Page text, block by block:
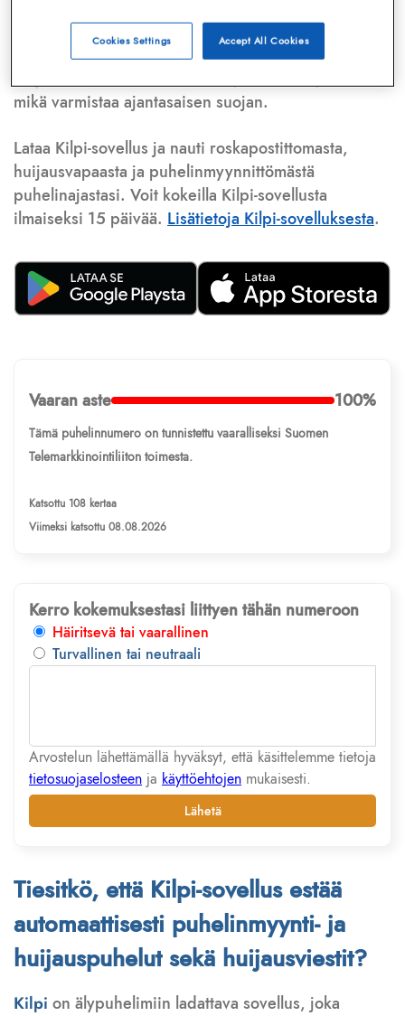
Lisäksi tunnistamme automaattisesti, jos kyseessä on
puhelinhuijarin numero, sähköpostiosoitetai
huijausviesti. Tietokantaamme päivitetään jatkuvasti,
mikä varmistaa ajantasaisen suojan.
Lataa Kilpi-sovellus ja nauti roskapostittomasta,
huijausvapaasta ja puhelinmyynnittömästä
puhelinajastasi. Voit kokeilla Kilpi-sovellusta
ilmaiseksi 15 päivää. Lisätietoja Kilpi-sovelluksesta.
Vaaran aste 100%
Tämä puhelinnumero on tunnistettu vaaralliseksi Suomen
Telemarkkinointiliiton toimesta.
Katsottu 108 kertaa
Viimeksi katsottu 08.08.2026
Kerro kokemuksestasi liittyen tähän numeroon
Häiritsevä tai vaarallinen
Turvallinen tai neutraali
Arvostelun lähettämällä hyväksyt, että käsittelemme tietoja
tietosuojaselosteen ja käyttöehtojen mukaisesti.
Lähetä
Tiesitkö, että Kilpi-sovellus estää
automaattisesti puhelinmyynti- ja
huijauspuhelut sekä huijausviestit?
Kilpi on älypuhelimiin ladattava sovellus, joka
Accept All Cookies
Cookies Settings